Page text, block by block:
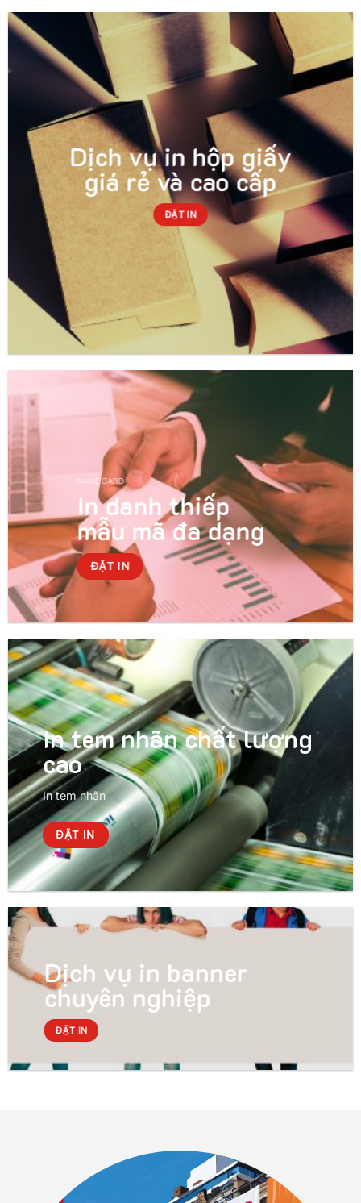
Dịch vụ in hộp giấy
giá rẻ và cao cấp
ĐẶT IN
NAME CARD
In danh thiếp
mẫu mã đa dạng
ĐẶT IN
In tem nhãn chất lượng
cao
In tem nhãn
ĐẶT IN
Dịch vụ in banner
chuyên nghiệp
ĐẶT IN